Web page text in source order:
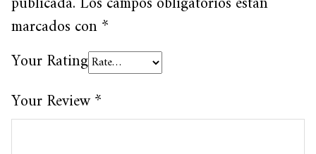
marcados con*
Your Rating
Your Review*